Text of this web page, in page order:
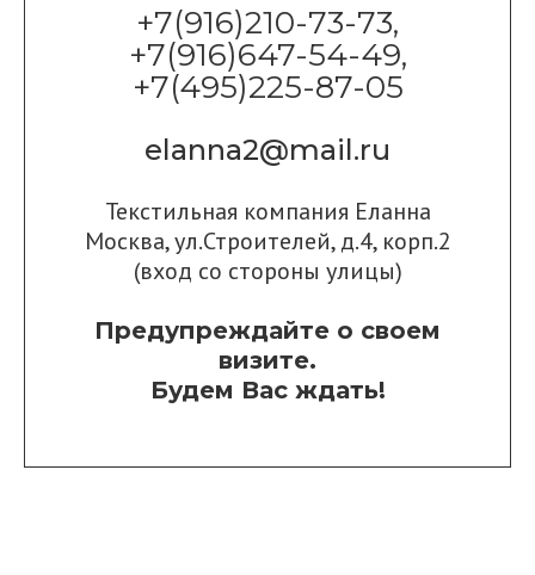
+7(916)210-73-73,
+7(916)647-54-49,
+7(495)225-87-05
elanna2@mail.ru
Текстильная компания Еланна
Москва, ул.Строителей, д.4, корп.2
(вход со стороны улицы)
Предупреждайте о своем
визите.
Будем Вас ждать!